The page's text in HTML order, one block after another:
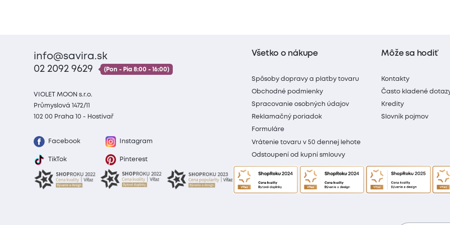
info@savira.sk
02 2092 9629
(Pon - Pia 8:00 - 16:00)
VIOLET MOON s.r.o.
Průmyslová 1472/11
102 00 Praha 10 - Hostivař
Facebook Instagram
TikTok Pinterest
Všetko o nákupe
Spôsoby dopravy a platby tovaru
Obchodné podmienky
Spracovanie osobných údajov
Reklamačný poriadok
Formuláre
Vrátenie tovaru v 50 dennej lehote
Odstoupení od kupní smlouvy
Môže sa hodiť
Kontakty
Často kladené
Kredity
Slovník pojmov